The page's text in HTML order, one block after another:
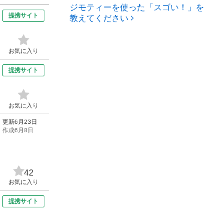
提携サイト
お気に入り
提携サイト
お気に入り
更新6月23日
作成6月8日
42
お気に入り
提携サイト
ジモティーを使った「スゴい！」を
教えてください